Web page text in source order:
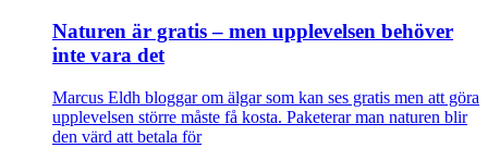
Naturen är gratis – men upplevelsen behöver
inte vara det
Marcus Eldh bloggar om älgar som kan ses gratis men att göra
upplevelsen större måste få kosta. Paketerar man naturen blir
den värd att betala för